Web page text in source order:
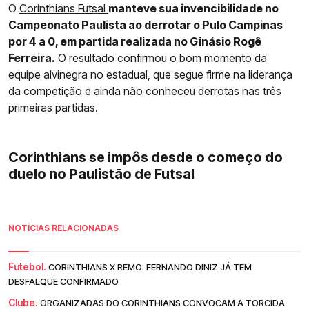
O Corinthians Futsal manteve sua invencibilidade no
Campeonato Paulista ao derrotar o Pulo Campinas
por 4 a 0, em partida realizada no Ginásio Rogê
Ferreira. O resultado confirmou o bom momento da
equipe alvinegra no estadual, que segue firme na liderança
da competição e ainda não conheceu derrotas nas três
primeiras partidas.
Corinthians se impôs desde o começo do
duelo no Paulistão de Futsal
NOTÍCIAS RELACIONADAS
Futebol. CORINTHIANS X REMO: FERNANDO DINIZ JÁ TEM
DESFALQUE CONFIRMADO
Clube. ORGANIZADAS DO CORINTHIANS CONVOCAM A TORCIDA